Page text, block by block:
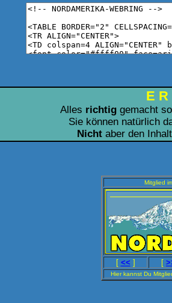
E R
Alles richtiggemacht
Sie können natürlich
Nicht aber den
Mitglied
[ << ] [
Hier kannst Du